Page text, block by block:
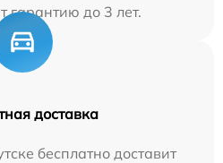
гарантию до 3 лет.
доставка
бесплатно доставит